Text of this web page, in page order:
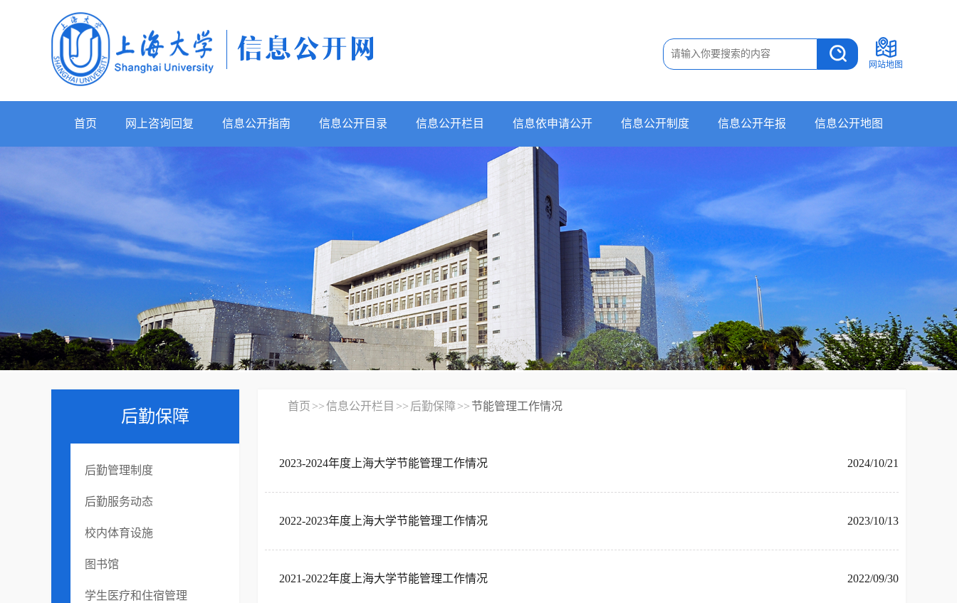
网站地图
首页 网上咨询回复 信息公开指南 信息公开目录 信息公开栏目 信息依申请公开 信息公开制度 信息公开年报 信息公开地图
后勤保障
后勤管理制度
后勤服务动态
校内体育设施
图书馆
学生医疗和住宿管理
首页 >>信息公开栏目 >> 后勤保障>> 节能管理工作情况
2023-2024年度上海大学节能管理工作情况 2024/10/21
2022-2023年度上海大学节能管理工作情况 2023/10/13
2021-2022年度上海大学节能管理工作情况 2022/09/30